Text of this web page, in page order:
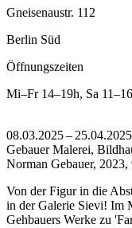
Gneisenaustr. 112
Berlin Süd
Öffnungszeiten
Mi–Fr 14–19h, Sa
08.03.2025 –
Gebauer Malerei,
Norman Gebauer, 2023,
Von der Figur in die
in der Galerie Sievi! Im
Gehbauers Werke zu